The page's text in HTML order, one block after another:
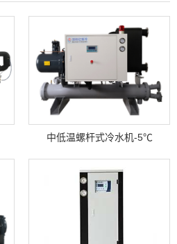
中低温螺杆式冷水机-5℃